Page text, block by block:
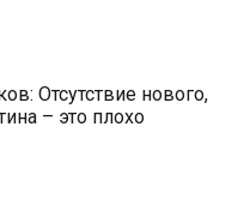
Отсутствие нового,
– это плохо